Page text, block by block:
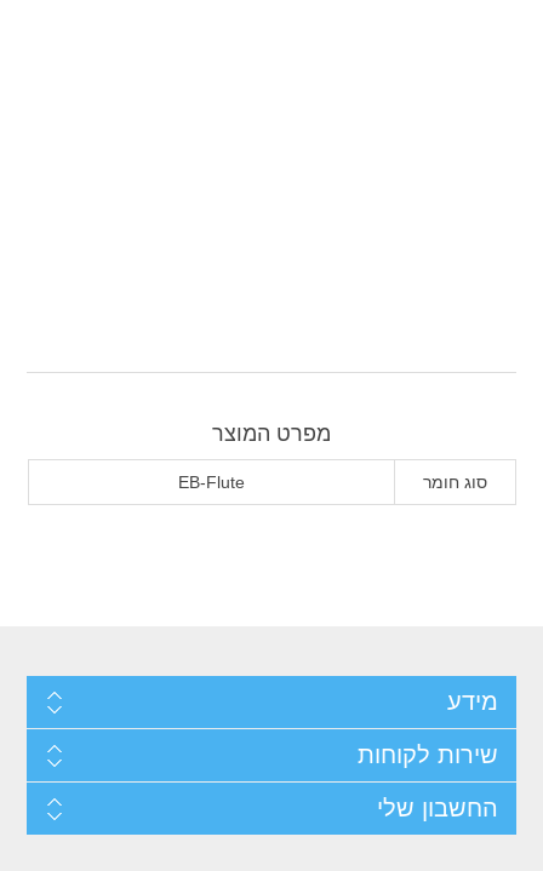
מפרט המוצר
סוג חומר EB-Flute
מידע
שירות לקוחות
החשבון שלי